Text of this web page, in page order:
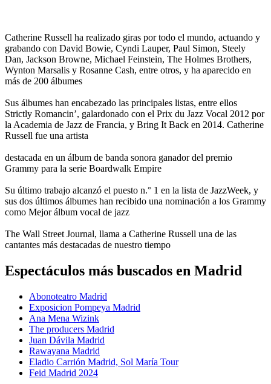
Catherine Russell ha realizado giras por todo el mundo, actuando y
grabando con David Bowie, Cyndi Lauper, Paul Simon, Steely
Dan, Jackson Browne, Michael Feinstein, The Holmes Brothers,
Wynton Marsalis y Rosanne Cash, entre otros, y ha aparecido en
más de 200 álbumes
Sus álbumes han encabezado las principales listas, entre ellos
Strictly Romancin’, galardonado con el Prix du Jazz Vocal 2012 por
la Academia de Jazz de Francia, y Bring It Back en 2014. Catherine
Russell fue una artista
destacada en un álbum de banda sonora ganador del premio
Grammy para la serie Boardwalk Empire
Su último trabajo alcanzó el puesto n.° 1 en la lista de JazzWeek, y
sus dos últimos álbumes han recibido una nominación a los Grammy
como Mejor álbum vocal de jazz
The Wall Street Journal, llama a Catherine Russell una de las
cantantes más destacadas de nuestro tiempo
Espectáculos más buscados en Madrid
Abonoteatro Madrid
Exposicion Pompeya Madrid
Ana Mena Wizink
The producers Madrid
Juan Dávila Madrid
Rawayana Madrid
Eladio Carrión Madrid, Sol María Tour
Feid Madrid 2024